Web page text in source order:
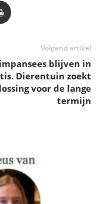
Volgend artikel
blijven in
Dierentuin zoekt
voor de lange
termijn